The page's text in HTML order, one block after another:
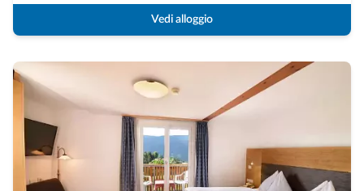
Vedi alloggio